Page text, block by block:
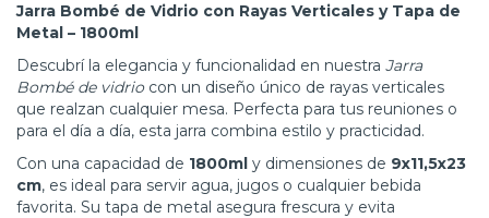
Jarra Bombé de Vidrio con Rayas Verticales y Tapa de
Metal – 1800ml
Descubrí la elegancia y funcionalidad en nuestra Jarra
Bombé de vidriocon un diseño único de rayas verticales
que realzan cualquier mesa. Perfecta para tus reuniones o
para el día a día, esta jarra combina estilo y practicidad.
Con una capacidad de 1800ml y dimensiones de 9x11,5x23
cm, es ideal para servir agua, jugos o cualquier bebida
favorita. Su tapa de metal asegura frescura y evita